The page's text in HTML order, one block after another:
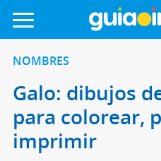
NOMBRES
Galo: dibujos
para colorear,
imprimir